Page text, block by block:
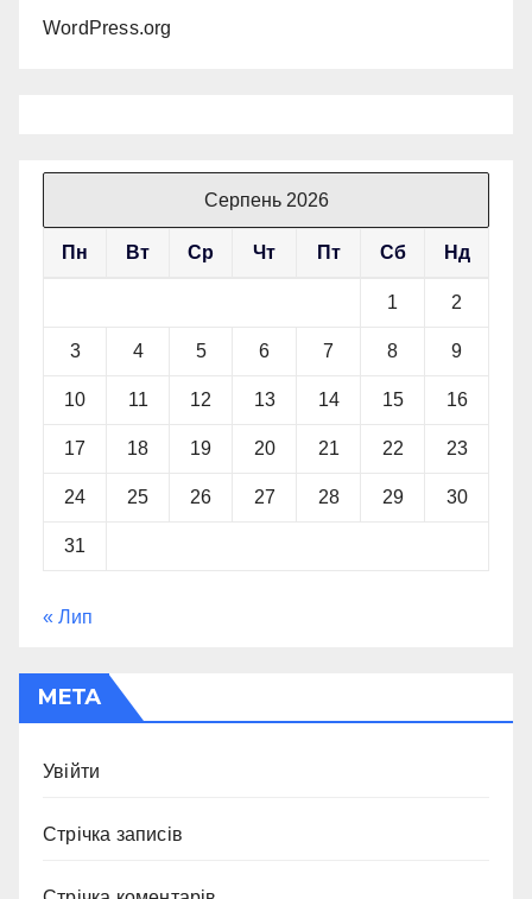
WordPress.org
Серпень 2026
Пн Вт Ср Чт Пт Сб Нд
1 2
3 4 5 6 7 8 9
10 11 12 13 14 15 16
17 18 19 20 21 22 23
24 25 26 27 28 29 30
31
« Лип
МЕТА
Увійти
Стрічка записів